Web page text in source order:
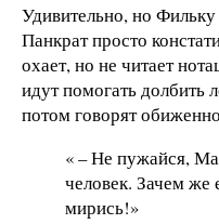
Удивительно, но
Панкрат просто
охает, но не читает
идут помогать долбить
потом говорят
« – Не пужайся,
человек. Зачем же
мирись!»